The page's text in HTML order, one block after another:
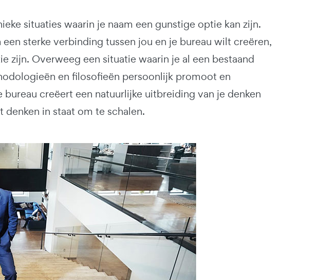
situaties waarin je naam een gunstige optie kan zijn.
sterke verbinding tussen jou en je bureau wilt creëren,
zijn. Overweeg een situatie waarin je al een bestaand
en filosofieën persoonlijk promoot en
creëert een natuurlijke uitbreiding van je denken
in staat om te schalen.